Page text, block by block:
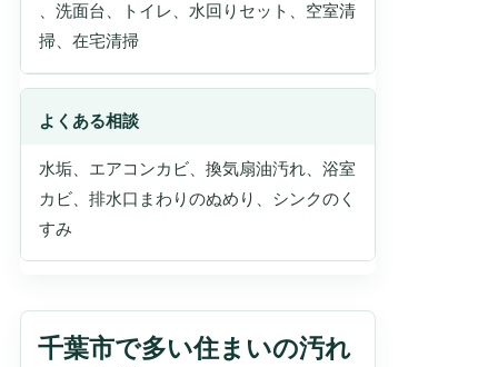
、洗面台、トイレ、水回りセット、空室清
掃、在宅清掃
よくある相談
水垢、エアコンカビ、換気扇油汚れ、浴室
カビ、排水口まわりのぬめり、シンクのく
すみ
千葉市で多い住まいの汚れ